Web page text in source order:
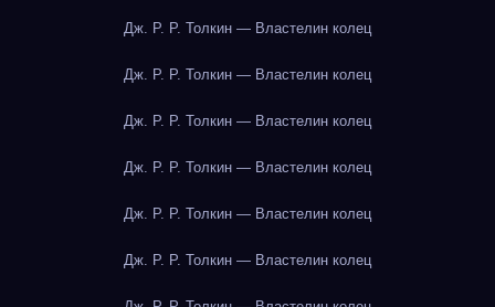
Дж. Р. Р. Толкин — Властелин колец
Дж. Р. Р. Толкин — Властелин колец
Дж. Р. Р. Толкин — Властелин колец
Дж. Р. Р. Толкин — Властелин колец
Дж. Р. Р. Толкин — Властелин колец
Дж. Р. Р. Толкин — Властелин колец